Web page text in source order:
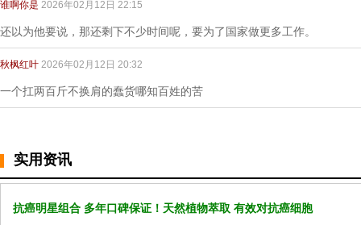
谁啊你是 2026年02月12日 22:15
还以为他要说，那还剩下不少时间呢，要为了国家做更多工作。
秋枫红叶 2026年02月12日 20:32
一个扛两百斤不换肩的蠢货哪知百姓的苦
实用资讯
抗癌明星组合 多年口碑保证！天然植物萃取 有效对抗癌细胞